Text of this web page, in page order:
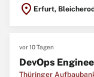
diskriminierungsfreie
location_on Erfurt,
vor 10 Tagen
DevOps
Thüringer